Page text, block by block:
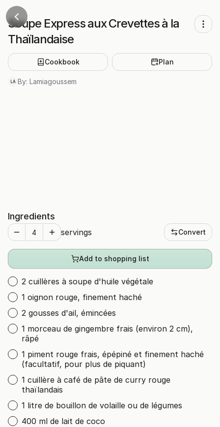
Soupe Express aux Crevettes à la
Thaïlandaise
Cookbook Plan
LA By: Lamiagoussem
Ingredients
servings Convert
Add to shopping list
2 cuillères à soupe d'huile végétale
1 oignon rouge, finement haché
2 gousses d'ail, émincées
1 morceau de gingembre frais (environ 2 cm),
râpé
1 piment rouge frais, épépiné et finement haché
(facultatif, pour plus de piquant)
1 cuillère à café de pâte de curry rouge
thaïlandais
1 litre de bouillon de volaille ou de légumes
400 ml de lait de coco